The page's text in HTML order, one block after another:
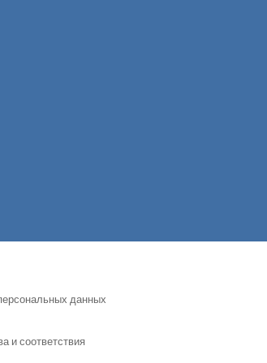
данных
и соответствия